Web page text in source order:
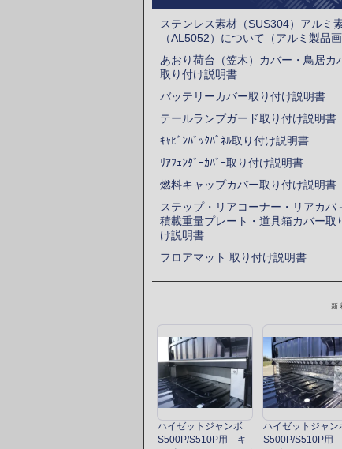
ステンレス素材（SUS304）アルミ
（AL5052）について（アルミ製品画
あおり荷台（笠木）カバー・鳥居カ
取り付け説明書
バッテリーカバー取り付け説明書
テールランプガード取り付け説明書
ｷｬﾋﾞﾝﾊﾞｯｸﾊﾟﾈﾙ取り付け説明書
ﾘｱﾌｪﾝﾀﾞｰｶﾊﾞｰ取り付け説明書
燃料キャップカバー取り付け説明書
ステップ・リアコーナー・リアカバ
積載重量プレート・道具箱カバー取
け説明書
フロアマット 取り付け説明書
新
ハイゼットジャンボ
S500P/S510P用 キ
ハイゼットジャン
S500P/S510P用